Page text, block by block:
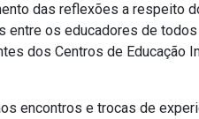
das reflexões a respeito
entre os educadores de
dos Centros de Educação
encontros e trocas de